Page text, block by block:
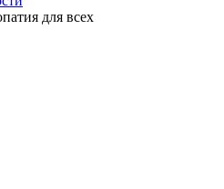
для всех